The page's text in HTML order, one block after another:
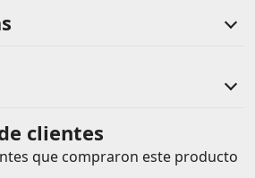
estratégica constante.
moldeada por compresión
que brinda un soporte
estabilidad en los
más exigentes.
agarre máximo y un control
superficies de parqué.
reforzada que bloquea el pie en
clientes
que compraron este producto